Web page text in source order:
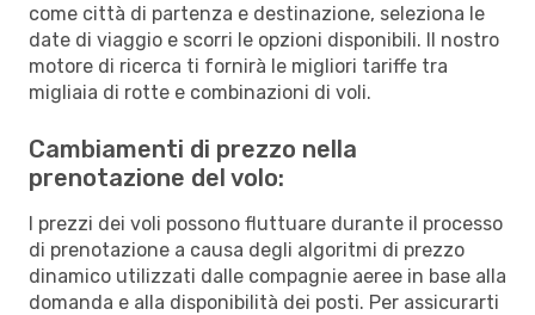
come città di partenza e destinazione, seleziona le
date di viaggio e scorri le opzioni disponibili. Il nostro
motore di ricerca ti fornirà le migliori tariffe tra
migliaia di rotte e combinazioni di voli.
Cambiamenti di prezzo nella
prenotazione del volo:
I prezzi dei voli possono fluttuare durante il processo
di prenotazione a causa degli algoritmi di prezzo
dinamico utilizzati dalle compagnie aeree in base alla
domanda e alla disponibilità dei posti. Per assicurarti